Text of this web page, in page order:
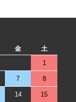
金
土
1
7 8
14 15